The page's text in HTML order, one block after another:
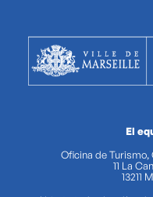
El
Oficina de Turismo,
11 La
13211